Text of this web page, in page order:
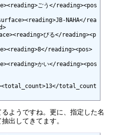
ごう</reading><pos
NAHA</rea
びる</reading><p
reading><pos>
かい</reading><pos
total_count
ようですね。更に、指定した名
出してきてます。